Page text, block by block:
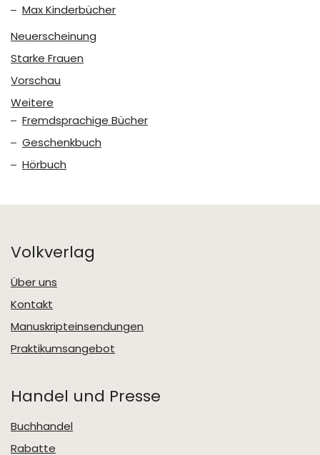
Max Kinderbücher
Neuerscheinung
Starke Frauen
Vorschau
Weitere
Fremdsprachige Bücher
Geschenkbuch
Hörbuch
Volkverlag
Über uns
Kontakt
Manuskripteinsendungen
Praktikumsangebot
Handel und Presse
Buchhandel
Rabatte